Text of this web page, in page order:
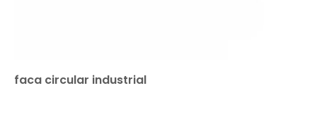
faca circular industrial